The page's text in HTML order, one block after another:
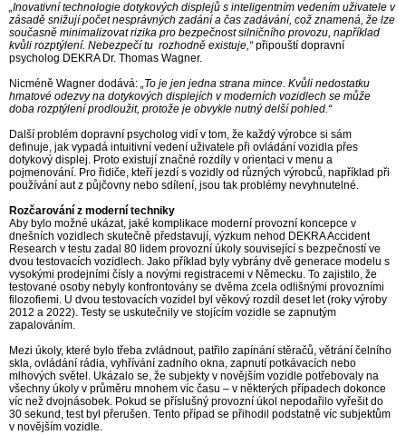
„Inovativní technologie dotykových displejů s inteligentním vedením uživatele v
zásadě snižují počet nesprávných zadání a čas zadávání, což znamená, že lze
současně minimalizovat rizika pro bezpečnost silničního provozu, například
kvůli rozptýlení. Nebezpečí tu rozhodně existuje,“připouští dopravní
psycholog DEKRA Dr. Thomas Wagner.
Nicméně Wagner dodává: „To je jen jedna strana mince. Kvůli nedostatku
hmatové odezvy na dotykových displejích v moderních vozidlech se může
doba rozptýlení prodloužit, protože je obvykle nutný delší pohled.“
Další problém dopravní psycholog vidí v tom, že každý výrobce si sám
definuje, jak vypadá intuitivní vedení uživatele při ovládání vozidla přes
dotykový displej. Proto existují značné rozdíly v orientaci v menu a
pojmenování. Pro řidiče, kteří jezdí s vozidly od různých výrobců, například při
používání aut z půjčovny nebo sdílení, jsou tak problémy nevyhnutelné.
Rozčarování z moderní techniky
Aby bylo možné ukázat, jaké komplikace moderní provozní koncepce v
dnešních vozidlech skutečně představují, výzkum nehod DEKRA Accident
Research v testu zadal 80 lidem provozní úkoly související s bezpečností ve
dvou testovacích vozidlech. Jako příklad byly vybrány dvě generace modelu s
vysokými prodejními čísly a novými registracemi v Německu. To zajistilo, že
testované osoby nebyly konfrontovány se dvěma zcela odlišnými provozními
filozofiemi. U dvou testovacích vozidel byl věkový rozdíl deset let (roky výroby
2012 a 2022). Testy se uskutečnily ve stojícím vozidle se zapnutým
zapalováním.
Mezi úkoly, které bylo třeba zvládnout, patřilo zapínání stěračů, větrání čelního
skla, ovládání rádia, vyhřívání zadního okna, zapnutí potkávacích nebo
mlhových světel. Ukázalo se, že subjekty v novějším vozidle potřebovaly na
všechny úkoly v průměru mnohem víc času – v některých případech dokonce
víc než dvojnásobek. Pokud se příslušný provozní úkol nepodařilo vyřešit do
30 sekund, test byl přerušen. Tento případ se přihodil podstatně víc subjektům
v novějším vozidle.